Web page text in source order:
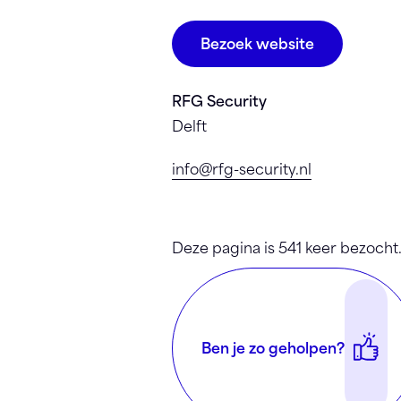
Bezoek website
RFG Security
Delft
info@rfg-security.nl
Deze pagina is 541 keer bezocht.
Ben je zo geholpen?